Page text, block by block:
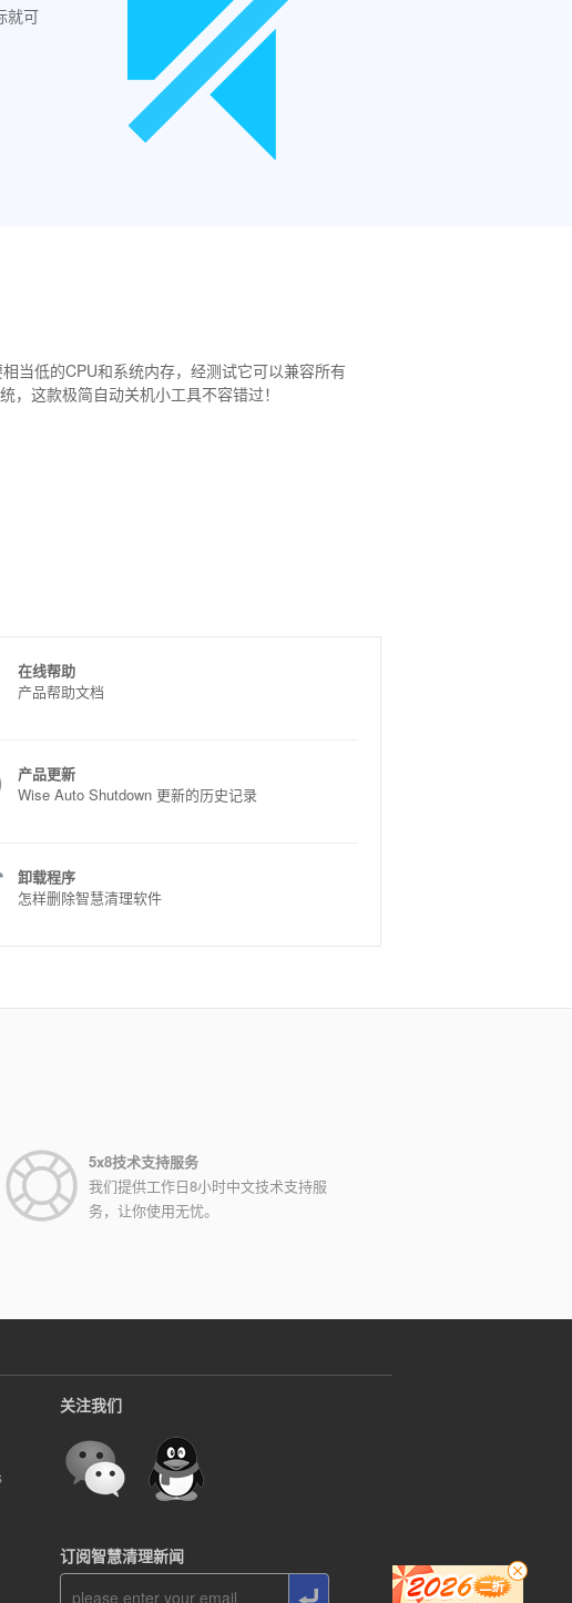
就可
当低的CPU和系统内存，经测试它可以兼容所有
这款极简自动关机小工具不容错过！
在线帮助
产品帮助文档
产品更新
Wise Auto Shutdown 更新的历史记录
卸载程序
怎样删除智慧清理软件
5x8技术支持服务
我们提供工作日8小时中文技术支持服
务，让你使用无忧。
关注我们
订阅智慧清理新闻